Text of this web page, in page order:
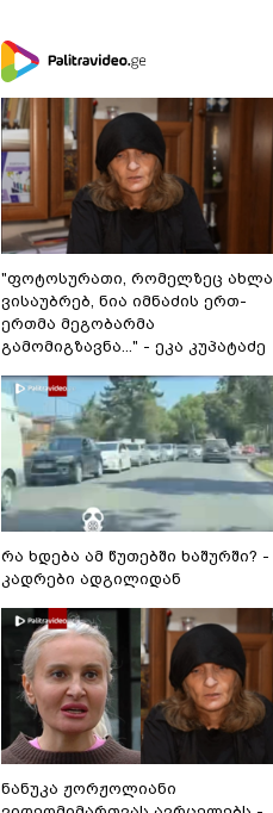
"ფოტოსურათი, რომელზეც ახლა
ვისაუბრებ, ნია იმნაძის ერთ-
ერთმა მეგობარმა
გამომიგზავნა..." - ეკა კუპატაძე
რა ხდება ამ წუთებში ხაშურში? -
კადრები ადგილიდან
ნანუკა ჟორჟოლიანი